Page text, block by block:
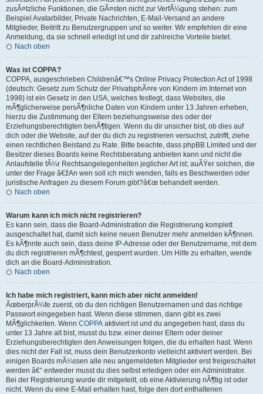
zusÃ¤tzliche Funktionen, die GÃ¤sten nicht zur VerfÃ¼gung stehen: zum
Beispiel Avatarbilder, Private Nachrichten, E-Mail-Versand an andere
Mitglieder, Beitritt zu Benutzergruppen und so weiter. Wir empfehlen dir eine
Anmeldung, da sie schnell erledigt ist und dir zahlreiche Vorteile bietet.
Nach oben
Was ist COPPA?
COPPA, ausgeschrieben Childrenâ€™s Online Privacy Protection Act of 1998
(deutsch: Gesetz zum Schutz der PrivatsphÃ¤re von Kindern im Internet von
1998) ist ein Gesetz in den USA, welches festlegt, dass Websites, die
mÃ¶glicherweise persÃ¶nliche Daten von Kindern unter 13 Jahren erheben,
hierzu die Zustimmung der Eltern beziehungsweise des oder der
Erziehungsberechtigten benÃ¶tigen. Wenn du dir unsicher bist, ob dies auf
dich oder die Website, auf der du dich zu registrieren versuchst, zutrifft, ziehe
einen rechtlichen Beistand zu Rate. Bitte beachte, dass phpBB Limited und der
Besitzer dieses Boards keine Rechtsberatung anbieten kann und nicht die
Anlaufstelle fÃ¼r Rechtsangelegenheiten jeglicher Art ist; auÃŸer solchen, die
unter der Frage â€žAn wen soll ich mich wenden, falls es Beschwerden oder
juristische Anfragen zu diesem Forum gibt?â€œ behandelt werden.
Nach oben
Warum kann ich mich nicht registrieren?
Es kann sein, dass die Board-Administration die Registrierung komplett
ausgeschaltet hat, damit sich keine neuen Benutzer mehr anmelden kÃ¶nnen.
Es kÃ¶nnte auch sein, dass deine IP-Adresse oder der Benutzername, mit dem
du dich registrieren mÃ¶chtest, gesperrt wurden. Um Hilfe zu erhalten, wende
dich an die Board-Administration.
Nach oben
Ich habe mich registriert, kann mich aber nicht anmelden!
ÃœberprÃ¼fe zuerst, ob du den richtigen Benutzernamen und das richtige
Passwort eingegeben hast. Wenn diese stimmen, dann gibt es zwei
MÃ¶glichkeiten. Wenn COPPA aktiviert ist und du angegeben hast, dass du
unter 13 Jahre alt bist, musst du bzw. einer deiner Eltern oder deiner
Erziehungsberechtigten den Anweisungen folgen, die du erhalten hast. Wenn
dies nicht der Fall ist, muss dein Benutzerkonto vielleicht aktiviert werden. Bei
einigen Boards mÃ¼ssen alle neu angemeldeten Mitglieder erst freigeschaltet
werden â€“ entweder musst du dies selbst erledigen oder ein Administrator.
Bei der Registrierung wurde dir mitgeteilt, ob eine Aktivierung nÃ¶tig ist oder
nicht. Wenn du eine E-Mail erhalten hast, folge den dort enthaltenen